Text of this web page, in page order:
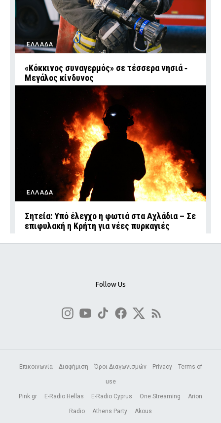
ΕΛΛΑΔΑ
«Κόκκινος συναγερμός» σε τέσσερα νησιά ‑
Μεγάλος κίνδυνος
ΕΛΛΑΔΑ
Σητεία: Υπό έλεγχο η φωτιά στα Αχλάδια – Σε
επιφυλακή η Κρήτη για νέες πυρκαγιές
Follow Us
Επικοινωνία Διαφήμιση Όροι Διαγωνισμών Privacy Terms of
use
Pink.gr E-Radio Hellas E-Radio Cyprus One Streaming Arion
Radio Athens Party Akous